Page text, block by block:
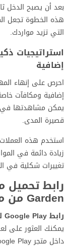
بعد أن يصبح الدخل
هذه الخطوة تجعل
التي تزيد مواردك.
استراتيجيات
إضافية
احرص على إنهاء
إضافية ومكافآت
يمكن مشاهدتها في
قصيرة المدى.
استخدم هذه
زيادة دائمة في
تغييرات شكلية في
Garden من متجر Google Play و App Store
رابط Google Play لهواتف Android:
داخل متجر Google Play على هاتفك أو جهازك اللوحي.